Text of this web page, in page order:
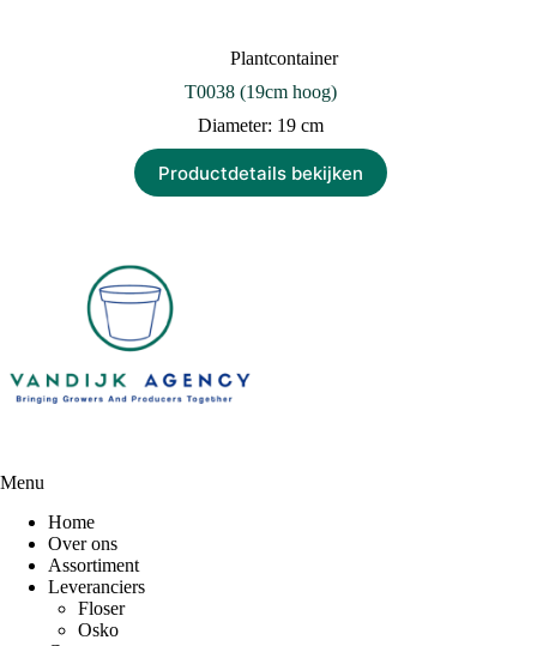
Plantcontainer
T0038 (19cm hoog)
Diameter: 19 cm
Productdetails bekijken
Menu
Home
Over ons
Assortiment
Leveranciers
Floser
Osko